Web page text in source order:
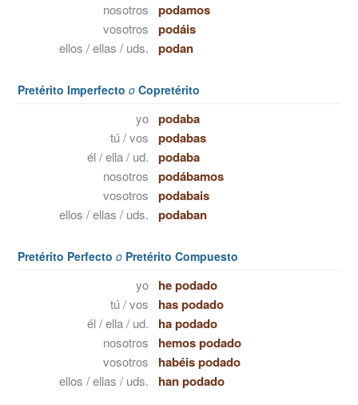
nosotros podamos
vosotros podáis
ellos / ellas / uds. podan
Pretérito Imperfecto o Copretérito
yo podaba
tú / vos podabas
él / ella / ud. podaba
nosotros podábamos
vosotros podabais
ellos / ellas / uds. podaban
Pretérito Perfecto o Pretérito Compuesto
yo he podado
tú / vos has podado
él / ella / ud. ha podado
nosotros hemos podado
vosotros habéis podado
ellos / ellas / uds. han podado